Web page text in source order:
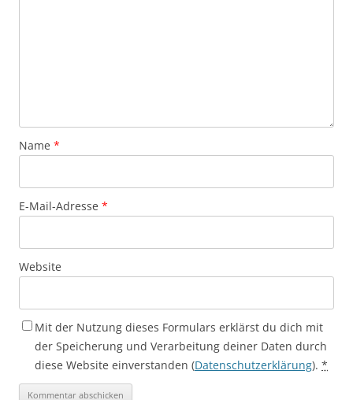
Name *
E-Mail-Adresse *
Website
Mit der Nutzung dieses Formulars erklärst du dich mit
der Speicherung und Verarbeitung deiner Daten durch
diese Website einverstanden (Datenschutzerklärung). *